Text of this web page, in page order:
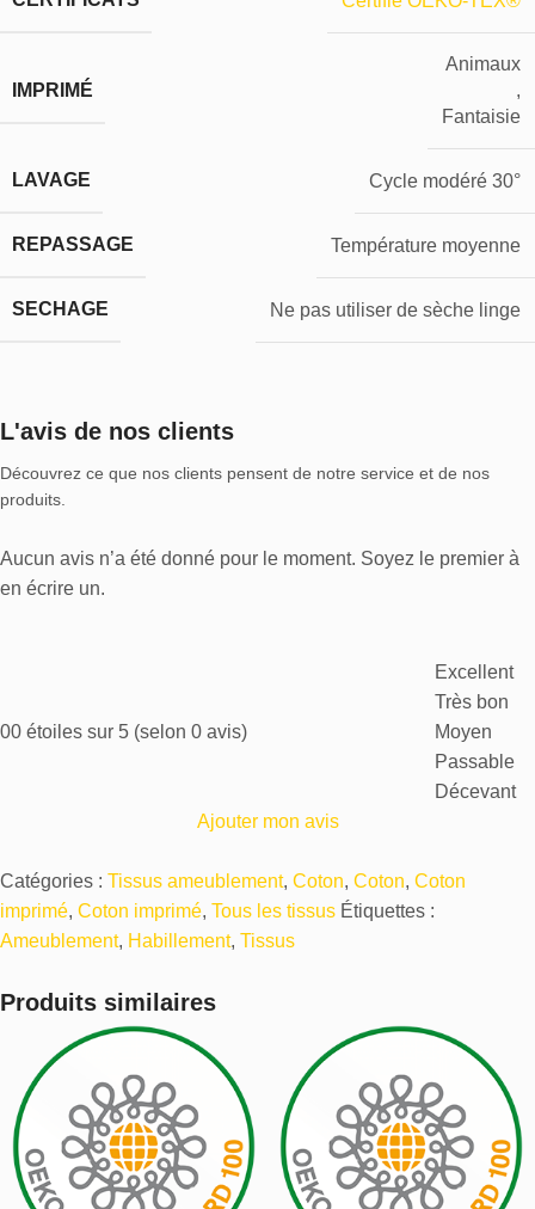
IMPRIMÉ
Animaux
,
Fantaisie
LAVAGE Cycle modéré 30°
REPASSAGE Température moyenne
SECHAGE Ne pas utiliser de sèche linge
L'avis de nos clients
Découvrez ce que nos clients pensent de notre service et de nos
produits.
Aucun avis n’a été donné pour le moment. Soyez le premier à
en écrire un.
00 étoiles sur 5 (selon 0 avis)
Excellent
Très bon
Moyen
Passable
Décevant
Ajouter mon avis
Catégories : Tissus ameublement, Coton, Coton, Coton
imprimé, Coton imprimé, Tous les tissus Étiquettes :
Ameublement, Habillement, Tissus
Produits similaires